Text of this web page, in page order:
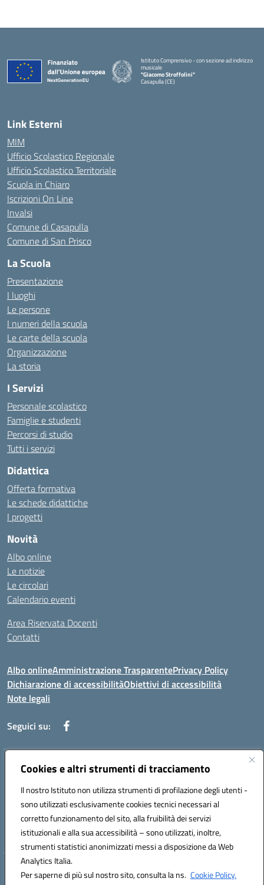
Cookies e altri strumenti di tracciamento
Il nostro Istituto non utilizza strumenti di profilazione degli utenti -
sono utilizzati esclusivamente cookies tecnici necessari al
corretto funzionamento del sito, alla fruibilità dei servizi
istituzionali e alla sua accessibilità – sono utilizzati, inoltre,
strumenti statistici anonimizzati messi a disposizione da Web
Analytics Italia.
Per saperne di più sul nostro sito, consulta la ns. Cookie Policy.
Istituto Comprensivo - con sezione ad indirizzo
musicale
"Giacomo Stroffolini"
Casapulla (CE)
Link Esterni
MIM
Ufficio Scolastico Regionale
Ufficio Scolastico Territoriale
Scuola in Chiaro
Iscrizioni On Line
Invalsi
Comune di Casapulla
Comune di San Prisco
La Scuola
Presentazione
I luoghi
Le persone
I numeri della scuola
Le carte della scuola
Organizzazione
La storia
I Servizi
Personale scolastico
Famiglie e studenti
Percorsi di studio
Tutti i servizi
Didattica
Offerta formativa
Le schede didattiche
I progetti
Novità
Albo online
Le notizie
Le circolari
Calendario eventi
Area Riservata Docenti
Contatti
Albo onlineAmministrazione TrasparentePrivacy Policy
Dichiarazione di accessibilitàObiettivi di accessibilità
Note legali
Seguici su:
Indirizzo:Via Rimembranza,33 – 81020 Casapulla (CE)
Posta elettronica certificata (PEC):ceic82800v@pec.istruzione.it
Codice fiscale: 94007130613
Codice meccanografico: CEIC82800V
Hosting & Powered by 3D Solution S.r.l.